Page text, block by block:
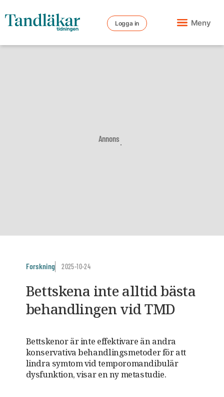
Logga in Meny
Annons
Forskning 2025-10-24
Bettskena inte alltid bästa
behandlingen vid TMD
Bettskenor är inte effektivare än andra
konservativa behandlingsmetoder för att
lindra symtom vid temporomandibulär
dysfunktion, visar en ny metastudie.